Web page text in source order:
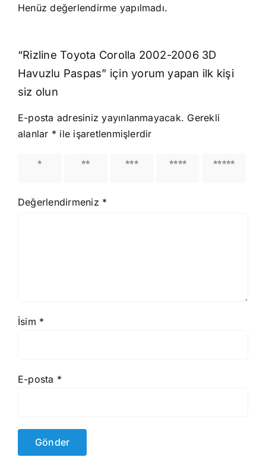
Henüz değerlendirme yapılmadı.
“Rizline Toyota Corolla 2002-2006 3D
Havuzlu Paspas” için yorum yapan ilk kişi
siz olun
E-posta adresiniz yayınlanmayacak. Gerekli
alanlar * ile işaretlenmişlerdir
2/5
3/5
4/5
5/5
Değerlendirmeniz *
İsim *
E-posta *